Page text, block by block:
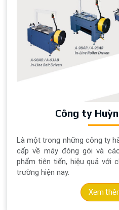
Công ty
Là một trong những công ty
cấp về máy đóng gói và
phẩm tiên tiến, hiệu quả với
trường hiện nay.
Xem